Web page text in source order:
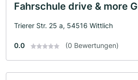
Fahrschule drive & more
Trierer Str. 25 a, 54516 Wittlich
0.0 (0 Bewertungen)